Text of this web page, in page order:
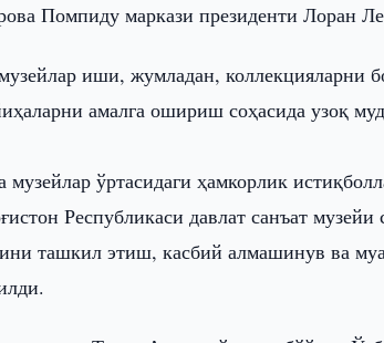
Помпиду маркази президенти Лоран
иши, жумладан,
амалга ошириш соҳасида узоқ
музейлар ўртасидаги ҳамкорлик
Республикаси давлат санъат
ташкил этиш, касбий алмашинув ва